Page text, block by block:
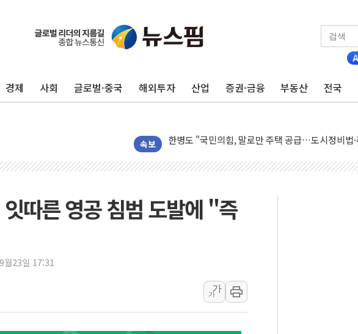
경제 사회 글로벌·중국 해외투자 산업 증권·금융 부동산 전국
속보
한병도 "국민의힘, 말로만 주택 공급…도시정비법·
금투협, ChatGPT로 투자 웹리포트 만든다…AI 금
李대통령, 진급 장성들에게 "내란으로 훼손된 군 신
우리자산운용, MMF 순자산 30조 돌파…증시 급락
"내년 메모리 물량 동났다"…선수금 내걸고 확보 전
현대지에프홀딩스, 자사주 1000억 연내 소각…2분
따른 영공 침범 도발에 "즉
월23일 17:31
가
가